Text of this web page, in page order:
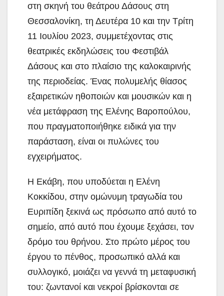
στη σκηνή του θεάτρου Δάσους στη
Θεσσαλονίκη, τη Δευτέρα 10 και την Τρίτη
11 Ιουλίου 2023, συμμετέχοντας στις
θεατρικές εκδηλώσεις του Φεστιβάλ
Δάσους και στο πλαίσιο της καλοκαιρινής
της περιοδείας. Ένας πολυμελής θίασος
εξαιρετικών ηθοποιών και μουσικών και η
νέα μετάφραση της Ελένης Βαροπούλου,
που πραγματοποιήθηκε ειδικά για την
παράσταση, είναι οι πυλώνες του
εγχειρήματος.
Η Εκάβη, που υποδύεται η Ελένη
Κοκκίδου, στην ομώνυμη τραγωδία του
Ευριπίδη ξεκινά ως πρόσωπο από αυτό το
σημείο, από αυτό που έχουμε ξεχάσει, τον
δρόμο του θρήνου. Στο πρώτο μέρος του
έργου το πένθος, προσωπικό αλλά και
συλλογικό, μοιάζει να γεννά τη μεταφυσική
του: ζωντανοί και νεκροί βρίσκονται σε